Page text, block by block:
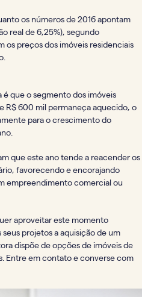
os números de 2016 apontam
real de 6,25%), segundo
os preços dos imóveis residenciais
é que o segmento dos imóveis
R$ 600 mil permaneça aquecido, o
para o crescimento do
que este ano tende a reacender os
favorecendo e encorajando
empreendimento comercial ou
aproveitar este momento
projetos a aquisição de um
dispõe de opções de imóveis de
Entre em contato e converse com